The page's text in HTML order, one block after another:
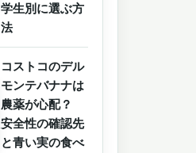
学生別に選ぶ方
法
コストコのデル
モンテバナナは
農薬が心配？
安全性の確認先
と青い実の食べ